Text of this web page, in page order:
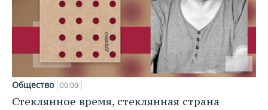
Общество 00:00
Стеклянное время, стеклянная страна